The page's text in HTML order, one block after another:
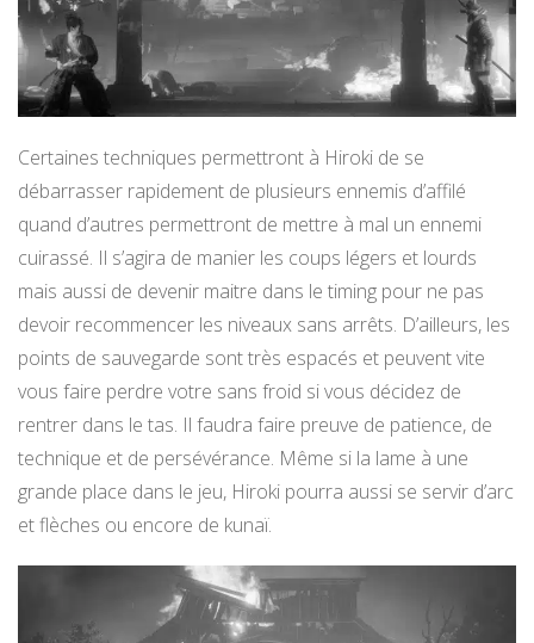
Certaines techniques permettront à Hiroki de se
débarrasser rapidement de plusieurs ennemis d’affilé
quand d’autres permettront de mettre à mal un ennemi
cuirassé. Il s’agira de manier les coups légers et lourds
mais aussi de devenir maitre dans le timing pour ne pas
devoir recommencer les niveaux sans arrêts. D’ailleurs, les
points de sauvegarde sont très espacés et peuvent vite
vous faire perdre votre sans froid si vous décidez de
rentrer dans le tas. Il faudra faire preuve de patience, de
technique et de persévérance. Même si la lame à une
grande place dans le jeu, Hiroki pourra aussi se servir d’arc
et flèches ou encore de kunaï.